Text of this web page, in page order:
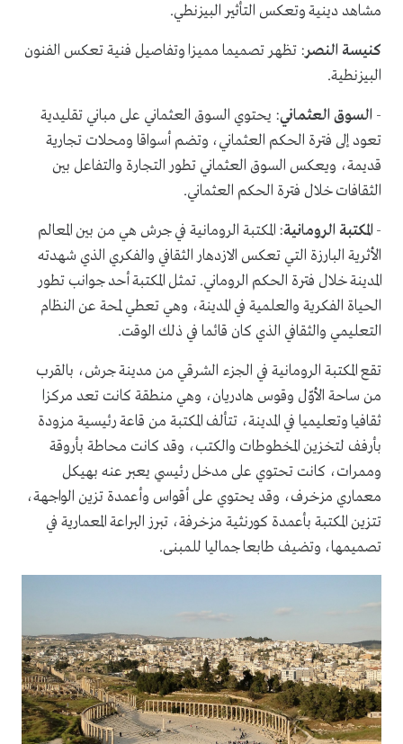
مشاهد دينية وتعكس التأثير البيزنطي.
كنيسة النصر: تظهر تصميما مميزا وتفاصيل فنية تعكس الفنون
البيزنطية.
- السوق العثماني: يحتوي السوق العثماني على مباني تقليدية
تعود إلى فترة الحكم العثماني، وتضم أسواقا ومحلات تجارية
قديمة، ويعكس السوق العثماني تطور التجارة والتفاعل بين
الثقافات خلال فترة الحكم العثماني.
- المكتبة الرومانية: المكتبة الرومانية في جرش هي من بين المعالم
الأثرية البارزة التي تعكس الازدهار الثقافي والفكري الذي شهدته
المدينة خلال فترة الحكم الروماني. تمثل المكتبة أحد جوانب تطور
الحياة الفكرية والعلمية في المدينة، وهي تعطي لمحة عن النظام
التعليمي والثقافي الذي كان قائما في ذلك الوقت.
تقع المكتبة الرومانية في الجزء الشرقي من مدينة جرش، بالقرب
من ساحة الأوّل وقوس هادريان، وهي منطقة كانت تعد مركزا
ثقافيا وتعليميا في المدينة، تتألف المكتبة من قاعة رئيسية مزودة
بأرفف لتخزين المخطوطات والكتب، وقد كانت محاطة بأروقة
وممرات، كانت تحتوي على مدخل رئيسي يعبر عنه بهيكل
معماري مزخرف، وقد يحتوي على أقواس وأعمدة تزين الواجهة،
تتزين المكتبة بأعمدة كورنثية مزخرفة، تبرز البراعة المعمارية في
تصميمها، وتضيف طابعا جماليا للمبنى.